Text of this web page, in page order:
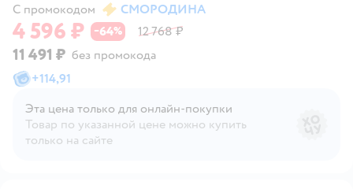
С промокодом СМОРОДИНА
4 596 ₽ −64% 12 768 ₽
11 491 ₽ без промокода
+114,91
Эта цена только для онлайн‑покупки
Товар по указанной цене можно купить
только на сайте